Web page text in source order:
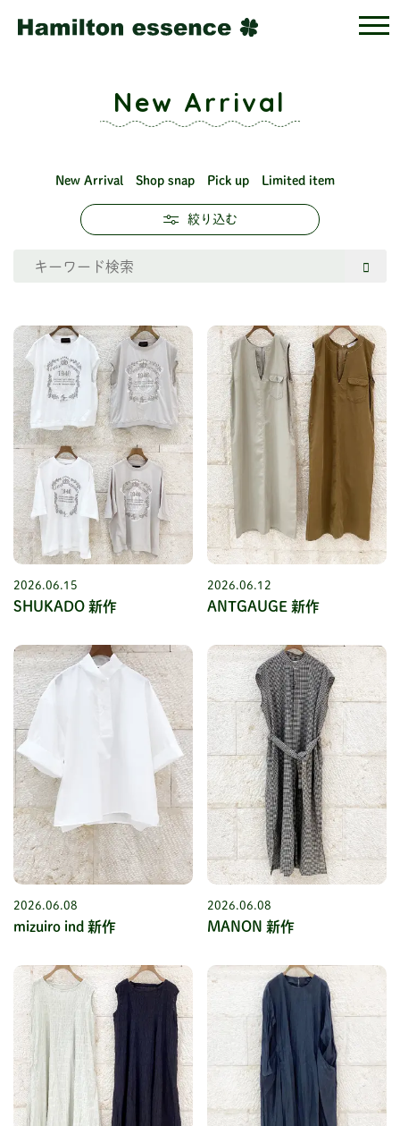
New Arrival
New Arrival Shop snap Pick up Limited item
絞り込む
2026.06.15
SHUKADO 新作
2026.06.12
ANTGAUGE 新作
2026.06.08
mizuiro ind 新作
2026.06.08
MANON 新作